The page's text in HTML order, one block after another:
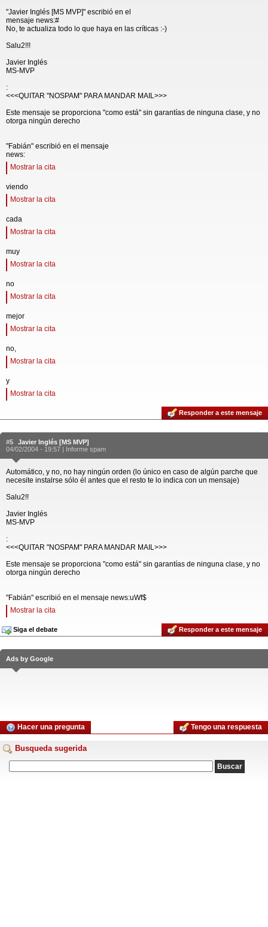
"Javier Inglés [MS MVP]" escribió en el
mensaje news:#
No, te actualiza todo lo que haya en las críticas :-)
Salu2!!!
Javier Inglés
MS-MVP
:
<<<QUITAR "NOSPAM" PARA MANDAR MAIL>>>
Este mensaje se proporciona "como está" sin garantías de ninguna clase, y no
otorga ningún derecho
"Fabián" escribió en el mensaje
news:
Mostrar la cita
viendo
Mostrar la cita
cada
Mostrar la cita
muy
Mostrar la cita
no
Mostrar la cita
mejor
Mostrar la cita
no,
Mostrar la cita
y
Mostrar la cita
Responder a este mensaje
#5
Javier Inglés [MS MVP]
04/02/2004 - 19:57 | Informe spam
Automático, y no, no hay ningún orden (lo único en caso de algún parche que
necesite instalrse sólo él antes que el resto te lo indica con un mensaje)
Salu2!!
Javier Inglés
MS-MVP
:
<<<QUITAR "NOSPAM" PARA MANDAR MAIL>>>
Este mensaje se proporciona "como está" sin garantías de ninguna clase, y no
otorga ningún derecho
"Fabián" escribió en el mensaje news:uWf$
Mostrar la cita
Siga el debate Responder a este mensaje
Ads by Google
Hacer una pregunta Tengo una respuesta
Busqueda sugerida